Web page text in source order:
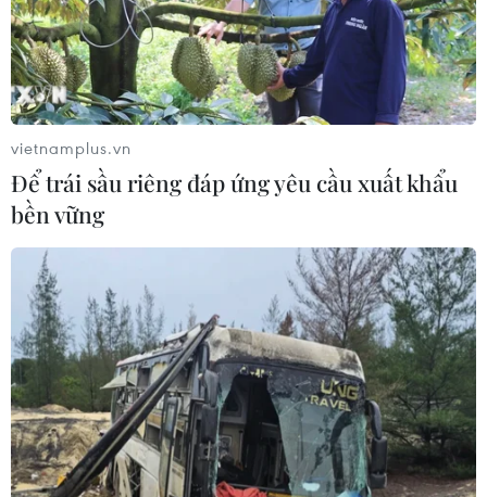
Nigeria: Khoảng 50 người bị bắt cóc
được trả tự do sau khi nộp tiền chuộc
25/07/2026 09:29
Nigeria: Máy bay trượt khỏi đường
băng lao vào bụi cây, 68 hành khách
thoát nạn
25/07/2026 03:07
Cairo - thành phố mang màu của sa
mạc
24/07/2026 01:47
vietnamplus.vn
Để trái sầu riêng đáp ứng yêu cầu xuất khẩu
bền vững